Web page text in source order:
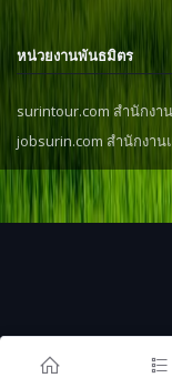
หน่วยงานพันธมิตร
surintour.com สำนักงา
jobsurin.com สำนักงาน